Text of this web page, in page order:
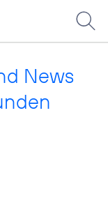
News